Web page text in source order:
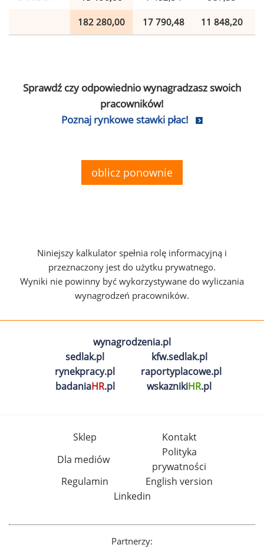
182 280,00 17 790,48 11 848,20
Sprawdź czy odpowiednio wynagradzasz swoich
pracowników!
Poznaj rynkowe stawki płac!
oblicz ponownie
Niniejszy kalkulator spełnia rolę informacyjną i
przeznaczony jest do użytku prywatnego.
Wyniki nie powinny być wykorzystywane do wyliczania
wynagrodzeń pracowników.
wynagrodzenia.pl
sedlak.pl
kfw.sedlak.pl
rynekpracy.pl
raportyplacowe.pl
badaniaHR.pl wskaznikiHR.pl
Sklep
Kontakt
Dla mediów
Polityka
prywatności
Regulamin
English version
Linkedin
Partnerzy: